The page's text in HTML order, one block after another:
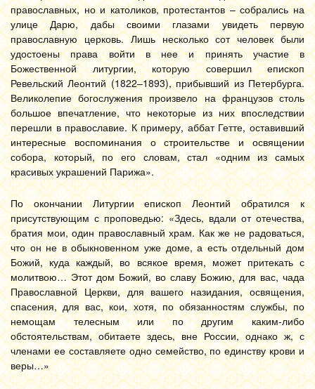
православных, но и католиков, протестантов – собрались на
улице Дарю, дабы своими глазами увидеть первую
православную церковь. Лишь несколько сот человек были
удостоены права войти в нее и принять участие в
Божественной литургии, которую совершил епископ
Ревельский Леонтий (1822–1893), прибывший из Петербурга.
Великолепие богослужения произвело на французов столь
большое впечатление, что некоторые из них впоследствии
перешли в православие. К примеру, аббат Гетте, оставивший
интересные воспоминания о строительстве и освящении
собора, который, по его словам, стал «одним из самых
красивых украшений Парижа».
По окончании Литургии епископ Леонтий обратился к
присутствующим с проповедью: «Здесь, вдали от отечества,
братия мои, один православный храм. Как же не радоваться,
что он не в обыкновенном уже доме, а есть отдельный дом
Божий, куда каждый, во всякое время, может притекать с
молитвою… Этот дом Божий, во славу Божию, для вас, чада
Православной Церкви, для вашего назидания, освящения,
спасения, для вас, кои, хотя, по обязанностям службы, по
немощам телесным или по другим каким-либо
обстоятельствам, обитаете здесь, вне России, однако ж, с
членами ее составляете одно семейство, по единству крови и
веры…»